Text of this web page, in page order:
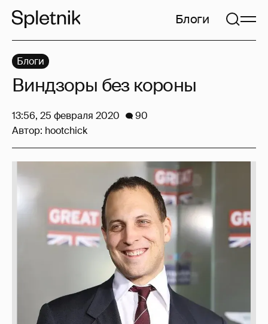
Блоги
Блоги
Виндзоры без короны
13:56, 25 февраля 2020
90
Автор: hootchick